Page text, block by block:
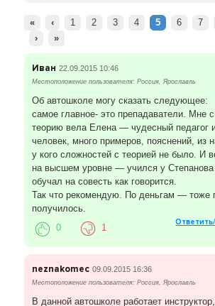
« ‹ 1 2 3 4 5 6 7
›
»
Иван 22.09.2015 10:46
Местоположение пользователя: Россия, Ярославль
Об автошколе могу сказать следующее:
самое главное- это препадаватели. Мне
теорию вела Елена — чудесный педагог
человек, много примеров, пояснений, из
у кого сложностей с теорией не было. И
на высшем уровне — учился у
обучал на совесть как говорится.
Так что рекомендую. По деньгам — тоже
получилось.
0 1
neznakomec 09.09.2015 16:36
Местоположение пользователя: Россия, Ярославль
В данной автошколе работает